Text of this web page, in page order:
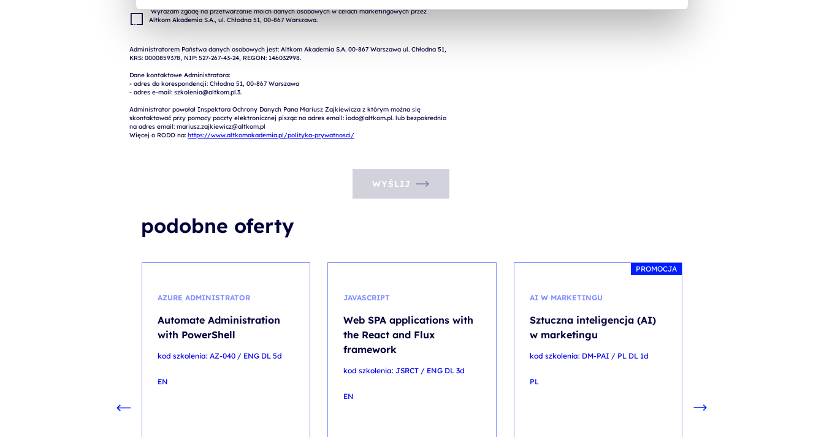
Wyrażam zgodę na przetwarzanie moich danych osobowych w celach marketingowych przez
Administratorem Państwa danych osobowych jest: Altkom Akademia S.A. 00-867 Warszawa ul. Chłodna 51,
KRS: 0000859378, NIP: 527-267-43-24, REGON: 146032998.
Dane kontaktowe Administratora:
- adres do korespondencji: Chłodna 51, 00-867 Warszawa
- adres e-mail: szkolenia@altkom.pl.3.
Administrator powołał Inspektora Ochrony Danych Pana Mariusz Zajkiewicza z którym można się
skontaktować przy pomocy poczty elektronicznej pisząc na adres email: iodo@altkom.pl. lub bezpośrednio
na adres email: mariusz.zajkiewicz@altkom.pl
Więcej o RODO na: https://www.altkomakademia.pl/polityka-prywatnosci/
WYŚLIJ
podobne oferty
AZURE ADMINISTRATOR
Automate Administration
with PowerShell
kod szkolenia: AZ-040 / ENG DL 5d
EN
JAVASCRIPT
Web SPA applications with
the React and Flux
framework
kod szkolenia: JSRCT / ENG DL 3d
EN
PROMOCJA
AI W MARKETINGU
Sztuczna inteligencja (AI)
w marketingu
kod szkolenia: DM-PAI / PL DL 1d
PL